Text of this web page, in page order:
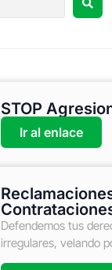
STOP
Ir al enlace
Defendemos tus
irregulares, velando